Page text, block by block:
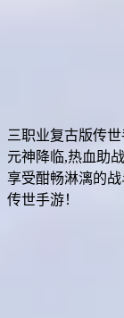
三职业复古版传
元神降临,热血助
享受酣畅淋漓的
传世手游！